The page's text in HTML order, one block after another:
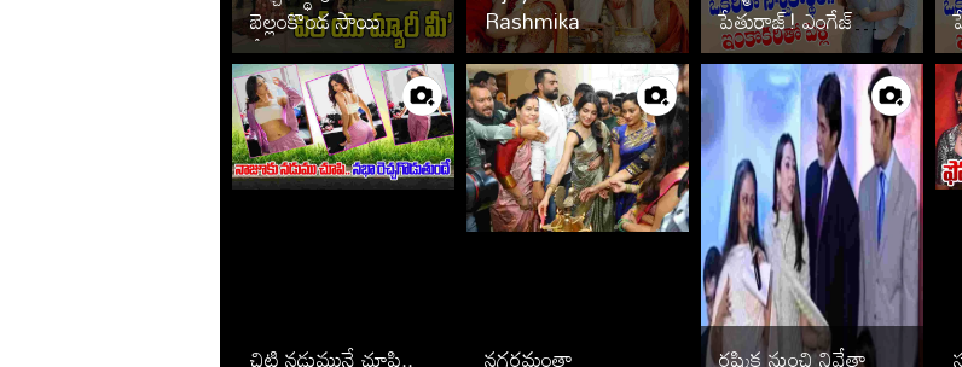
బెల్లంకొండ సాయి
శ్రీనివాస్, కావ్య రెడ్డి..
ఫొటోలు వైరల్
Rashmika
Wedding Photos
పేతురాజ్! ఎంగేజ్
మెంట్ తరువాత పెళ్లి
ఆపేసిన స్టార్స్ వీరే